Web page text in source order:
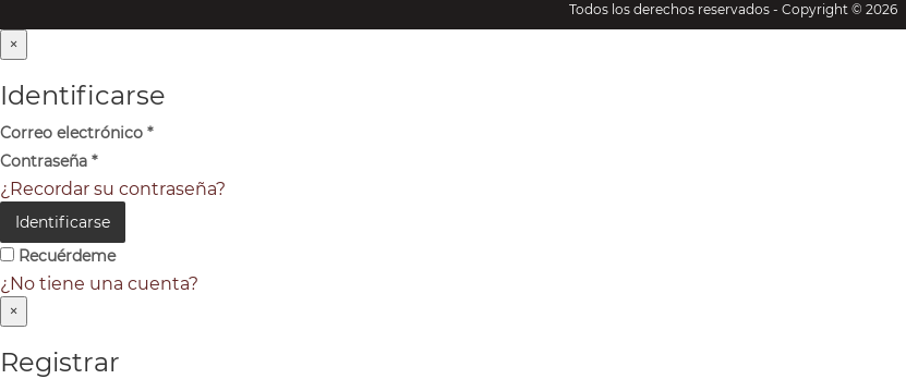
Todos los derechos reservados - Copyright © 2026
×
Identificarse
Correo electrónico *
Contraseña *
¿Recordar su contraseña?
Identificarse
Recuérdeme
¿No tiene una cuenta?
×
Registrar